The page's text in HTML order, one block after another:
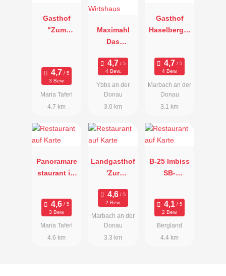
Gasthof
"Zum
3 Bew.
Maria Taferl
4.7 km
Maximahl
Das
4 Bew.
Ybbs an der
Donau
3.0 km
Gasthof
Haselberger
4 Bew.
Marbach an der
Donau
3.1 km
Panoramare
staurant im
3 Bew.
Maria Taferl
4.6 km
Landgasthof
'Zur
Wienerin'
2 Bew.
Marbach an der
Donau
3.3 km
B-25 Imbiss
SB-
2 Bew.
Bergland
4.4 km